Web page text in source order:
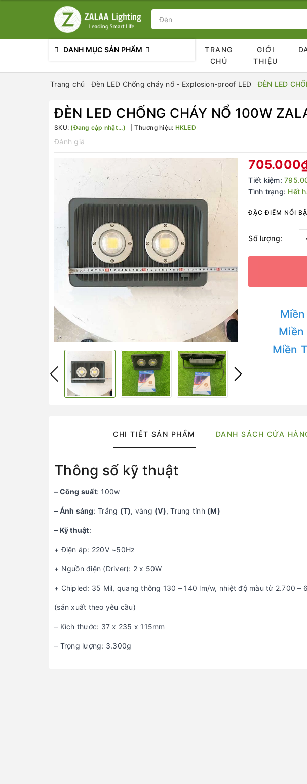
Bạn
DANH MỤC SẢN PHẨM
TRANG
CHỦ
GIỚI
THIỆU
Trang chủ Đèn LED Chống cháy nổ - Explosion-proof LED ĐÈN LED
ĐÈN LED CHỐNG CHÁY NỔ 100W
SKU: (Đang cập nhật...) Thương hiệu: HKLED
Đánh giá
Tiết kiệm:
Tình trạng: Hết
ĐẶC ĐIỂM NỔI
Số lượng:
Miền
CHI TIẾT SẢN PHẨM DANH SÁCH CỬA
Thông số kỹ thuật
– Công suất: 100w
– Ánh sáng: Trắng (T), vàng (V), Trung tính (M)
– Kỹ thuật:
+ Điện áp: 220V ~50Hz
+ Nguồn điện (Driver): 2 x 50W
+ Chipled: 35 Mil, quang thông 130 – 140 lm/w, nhiệt độ màu từ 2.700 –
(sản xuất theo yêu cầu)
– Kích thước: 37 x 235 x 115mm
– Trọng lượng: 3.300g